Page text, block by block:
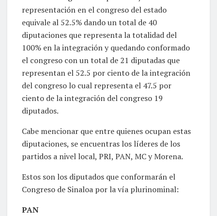
representación en el congreso del estado
equivale al 52.5% dando un total de 40
diputaciones que representa la totalidad del
100% en la integración y quedando conformado
el congreso con un total de 21 diputadas que
representan el 52.5 por ciento de la integración
del congreso lo cual representa el 47.5 por
ciento de la integración del congreso 19
diputados.
Cabe mencionar que entre quienes ocupan estas
diputaciones, se encuentras los líderes de los
partidos a nivel local, PRI, PAN, MC y Morena.
Estos son los diputados que conformarán el
Congreso de Sinaloa por la vía plurinominal:
PAN